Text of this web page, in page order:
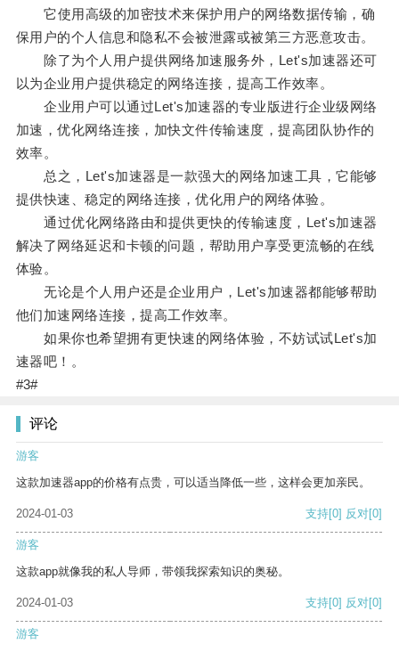
它使用高级的加密技术来保护用户的网络数据传输，确
保用户的个人信息和隐私不会被泄露或被第三方恶意攻击。
除了为个人用户提供网络加速服务外，Let's加速器还可
以为企业用户提供稳定的网络连接，提高工作效率。
企业用户可以通过Let's加速器的专业版进行企业级网络
加速，优化网络连接，加快文件传输速度，提高团队协作的
效率。
总之，Let's加速器是一款强大的网络加速工具，它能够
提供快速、稳定的网络连接，优化用户的网络体验。
通过优化网络路由和提供更快的传输速度，Let's加速器
解决了网络延迟和卡顿的问题，帮助用户享受更流畅的在线
体验。
无论是个人用户还是企业用户，Let's加速器都能够帮助
他们加速网络连接，提高工作效率。
如果你也希望拥有更快速的网络体验，不妨试试Let's加
速器吧！。
#3#
评论
游客
这款加速器app的价格有点贵，可以适当降低一些，这样会更加亲民。
2024-01-03 支持[0] 反对[0]
游客
这款app就像我的私人导师，带领我探索知识的奥秘。
2024-01-03 支持[0] 反对[0]
游客